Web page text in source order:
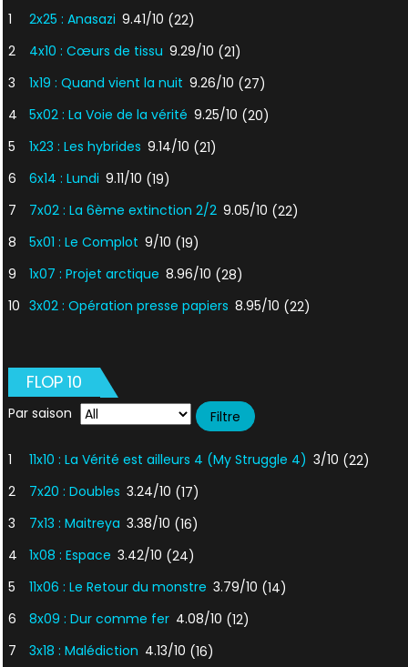
1 2x25 : Anasazi 9.41/10 (22)
2
4x10 : Cœurs de tissu 9.29/10 (21)
3
1x19 : Quand vient la nuit 9.26/10 (27)
4
5x02 : La Voie de la vérité 9.25/10 (20)
5
1x23 : Les hybrides 9.14/10 (21)
6
6x14 : Lundi 9.11/10 (19)
7
7x02 : La 6ème extinction 2/2 9.05/10 (22)
8
5x01 : Le Complot 9/10 (19)
9
1x07 : Projet arctique 8.96/10 (28)
10 3x02 : Opération presse papiers 8.95/10 (22)
FLOP 10
Par saison
1 11x10 : La Vérité est ailleurs 4 (My Struggle 4) 3/10 (22)
2
7x20 : Doubles 3.24/10 (17)
3
7x13 : Maitreya 3.38/10 (16)
4
1x08 : Espace 3.42/10 (24)
5
11x06 : Le Retour du monstre 3.79/10 (14)
6
8x09 : Dur comme fer 4.08/10 (12)
7
3x18 : Malédiction 4.13/10 (16)